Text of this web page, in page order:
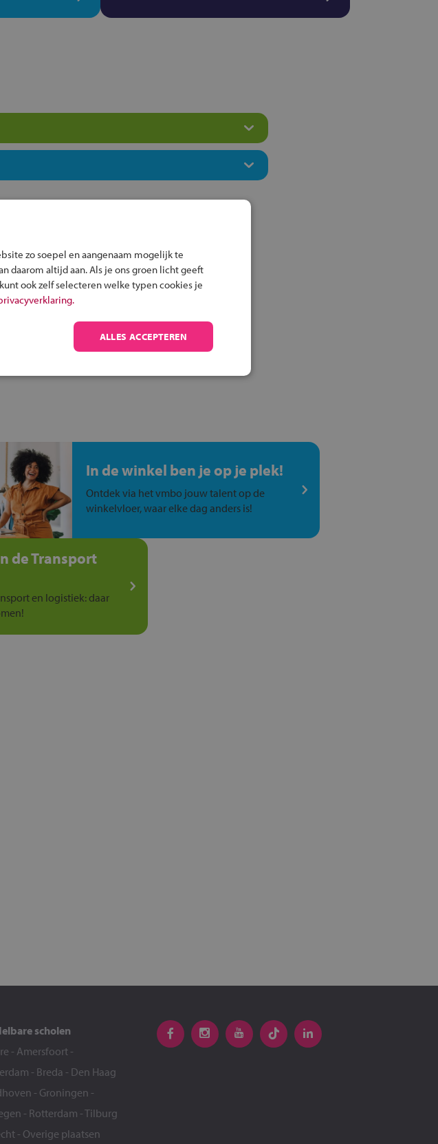
kind aan te melden bij
In de winkel ben je op je plek!
Ontdek via het vmbo jouw talent op de
winkelvloer, waar elke dag anders is!
de Transport
en logistiek: daar
scholen
- Amersfoort -
- Breda - Den Haag
- Groningen -
- Rotterdam -Tilburg
- Overige plaatsen
zo soepel en aangenaam mogelijk te
daarom altijd aan. Als je ons groen licht geeft
ook zelf selecteren welke typen cookies je
ALLES ACCEPTEREN